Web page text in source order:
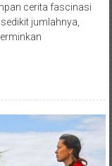
cerita fascinasi
jumlahnya,